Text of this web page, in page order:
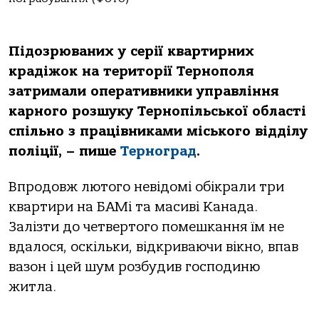
Підозрюваних у серії квартирних
крадіжок на території Тернополя
затримали оперативники управління
карного розшуку Тернопільської області
спільно з працівниками міського відділу
поліції, – пише Терноград.
Впродовж лютого невідомі обікрали три
квартири на БАМі та масиві Канада.
Залізти до четвертого помешкання їм не
вдалося, оскільки, відкриваючи вікно, впав
вазон і цей шум розбудив господиню
житла.